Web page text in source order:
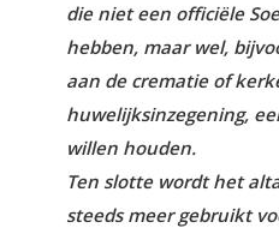
die niet een officiële
hebben, maar wel,
aan de crematie of
huwelijksinzegening,
willen houden.
Ten slotte wordt het
steeds meer gebruikt